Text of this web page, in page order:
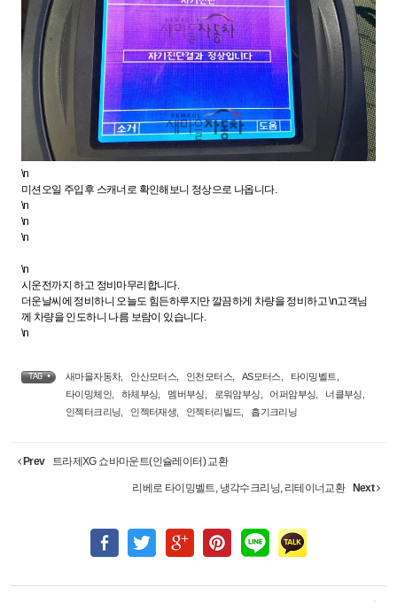
\n
미션오일 주입후 스캐너로 확인해보니 정상으로 나옵니다.
\n
\n
\n
\n
시운전까지 하고 정비마무리합니다.
더운날씨에 정비하니 오늘도 힘든하루지만 깔끔하게 차량을 정비하고 \n고객님
께 차량을 인도하니 나름 보람이 있습니다.
\n
TAG • 새마을자동차, 안산모터스 인천모터스 AS모터스 타이밍벨트
타이밍체인
하체부싱 멤버부싱 로워암부싱 어퍼암부싱 너클부싱
인젝터크리닝
인젝터재생 인젝터리빌드 흡기크리닝
Prev 트라제XG 쇼바마운트(인슐레이터) 교환
리베로 타이밍벨트, 냉각수크리닝, 리테이너교환 Next